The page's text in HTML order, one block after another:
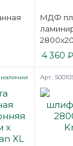
МДФ
4 360 ₽
наличии Арт.: